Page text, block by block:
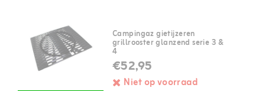
Campingaz gietijzeren
grillrooster glanzend serie 3 &
4
€52,95
Niet op voorraad